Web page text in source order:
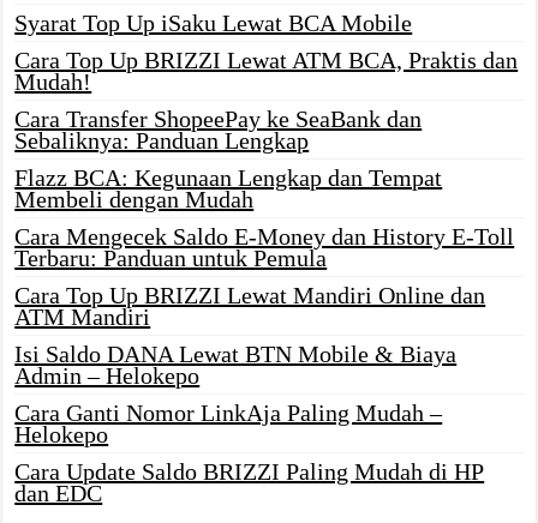
Syarat Top Up iSaku Lewat BCA Mobile
Cara Top Up BRIZZI Lewat ATM BCA, Praktis dan
Mudah!
Cara Transfer ShopeePay ke SeaBank dan
Sebaliknya: Panduan Lengkap
Flazz BCA: Kegunaan Lengkap dan Tempat
Membeli dengan Mudah
Cara Mengecek Saldo E-Money dan History E-Toll
Terbaru: Panduan untuk Pemula
Cara Top Up BRIZZI Lewat Mandiri Online dan
ATM Mandiri
Isi Saldo DANA Lewat BTN Mobile & Biaya
Admin – Helokepo
Cara Ganti Nomor LinkAja Paling Mudah –
Helokepo
Cara Update Saldo BRIZZI Paling Mudah di HP
dan EDC